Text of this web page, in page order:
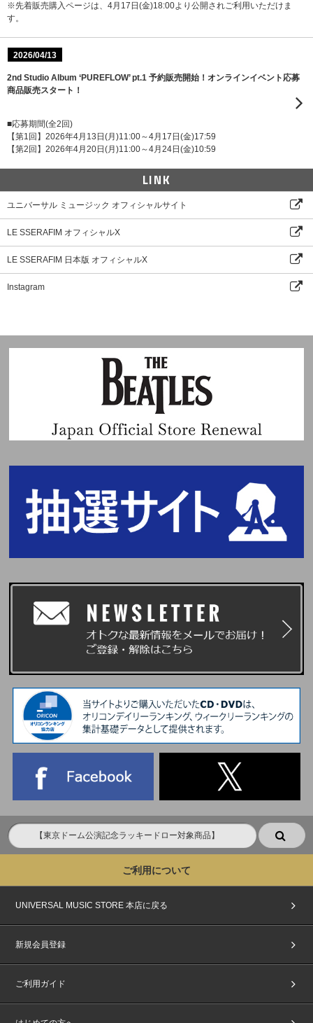
※先着販売購入ページは、4月17日(金)18:00より公開されご利用いただけま
す。
2026/04/13
2nd Studio Album ‘PUREFLOW’ pt.1 予約販売開始！オンラインイベント応募
商品販売スタート！
■応募期間(全2回)
【第1回】2026年4月13日(月)11:00～4月17日(金)17:59
【第2回】2026年4月20日(月)11:00～4月24日(金)10:59
LINK
ユニバーサル ミュージック オフィシャルサイト
LE SSERAFIM オフィシャルX
LE SSERAFIM 日本版 オフィシャルX
Instagram
ご利用について
UNIVERSAL MUSIC STORE 本店に戻る
新規会員登録
ご利用ガイド